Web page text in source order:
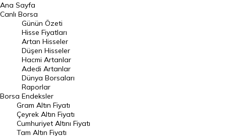
BIST 100 Hisseleri
En Çok Artan Hisseler
En Çok Düşen Hisseler
Hacmi Artanlar
Geçmiş Kapanışlar
Dünya Borsaları
Raporlar
Endeksler
Ana Sayfa
Canlı Borsa
Borsa
Günün Özeti
Hisse Fiyatları
Artan Hisseler
Düşen Hisseler
Hacmi Artanlar
Adedi Artanlar
Dünya Borsaları
Raporlar
Endeksler
Gram Altın Fiyatı
Çeyrek Altın Fiyatı
Cumhuriyet Altını Fiyatı
Tam Altın Fiyatı